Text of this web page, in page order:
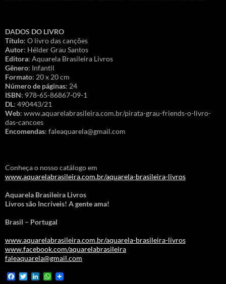
DADOS DO LIVRO
Título: O livro das canções
Autor: Hélder Grau Santos
Editora: Aquarela Brasileira Livros
Gênero: Infantil
Formato: 20 x 20 cm
Número de páginas: 24
ISBN: 978-65-86867-09-1
DL: 490443/21
Web: www.aquarelabrasileira.com.br/pirata-grau-friends-o-livro-
das-cancoes
Encomendas: faleaquarela@gmail.com
Conheça o nosso catálogo em
www.aquarelabrasileira.com.br/aquarela-brasileira-livros
Aquarela Brasileira Livros
Livros são Incríveis! A gente ama!
Brasil – Portugal
www.aquarelabrasileira.com.br/aquarela-brasileira-livros
www.facebook.com/aquarelabrasileira
faleaquarela@gmail.com
F
W